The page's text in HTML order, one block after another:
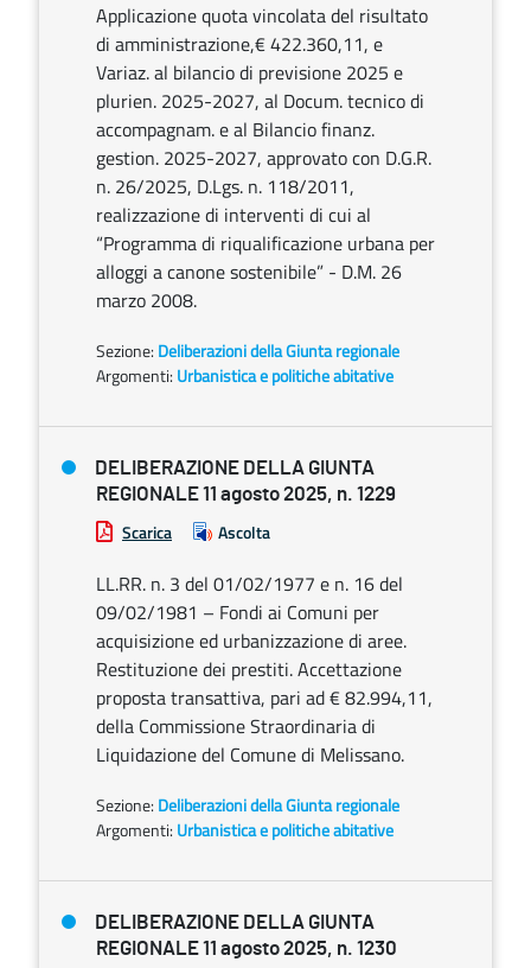
Applicazione quota vincolata del risultato
di amministrazione,€ 422.360,11, e
Variaz. al bilancio di previsione 2025 e
plurien. 2025-2027, al Docum. tecnico di
accompagnam. e al Bilancio finanz.
gestion. 2025-2027, approvato con D.G.R.
n. 26/2025, D.Lgs. n. 118/2011,
realizzazione di interventi di cui al
“Programma di riqualificazione urbana per
alloggi a canone sostenibile” - D.M. 26
marzo 2008.
Sezione: Deliberazioni della Giunta regionale
Argomenti: Urbanistica e politiche abitative
DELIBERAZIONE DELLA GIUNTA
REGIONALE 11 agosto 2025, n. 1229
Scarica Ascolta
LL.RR. n. 3 del 01/02/1977 e n. 16 del
09/02/1981 – Fondi ai Comuni per
acquisizione ed urbanizzazione di aree.
Restituzione dei prestiti. Accettazione
proposta transattiva, pari ad € 82.994,11,
della Commissione Straordinaria di
Liquidazione del Comune di Melissano.
Sezione: Deliberazioni della Giunta regionale
Argomenti: Urbanistica e politiche abitative
DELIBERAZIONE DELLA GIUNTA
REGIONALE 11 agosto 2025, n. 1230